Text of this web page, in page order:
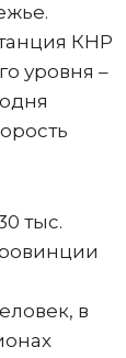
КНР
уровня –
тыс.
в